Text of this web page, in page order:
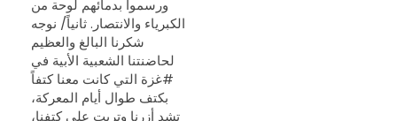
ورسموا بدمائهم لوحة من
الكبرياء والانتصار. ثانياً/ نوجه
شكرنا البالغ والعظيم
لحاضنتنا الشعبية الأبية في
#غزة التي كانت معنا كتفاً
بكتف طوال أيام المعركة،
تشد أزرنا وتربت على كتفنا،